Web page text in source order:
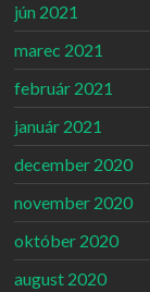
jún 2021
marec 2021
február 2021
január 2021
december 2020
november 2020
október 2020
august 2020